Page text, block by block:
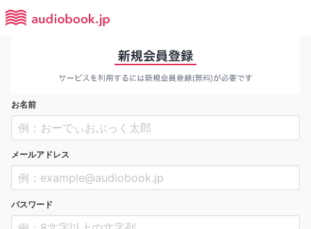
お名前
メールアドレス
パスワード